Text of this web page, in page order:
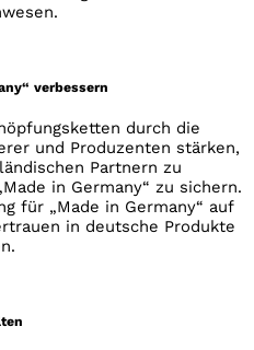
verbessern
durch die
und Produzenten stärken,
Partnern zu
in Germany“ zu sichern.
für „Made in Germany“ auf
in deutsche Produkte